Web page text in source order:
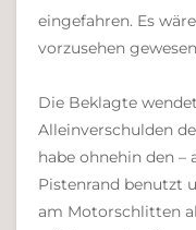
eingefahren. Es
vorzusehen
Die Beklagte
Alleinverschulden
habe ohnehin den –
Pistenrand benutzt
am Motorschlitten